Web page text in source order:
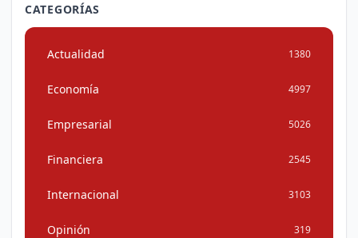
CATEGORÍAS
Actualidad 1380
Economía 4997
Empresarial 5026
Financiera 2545
Internacional 3103
Opinión 319